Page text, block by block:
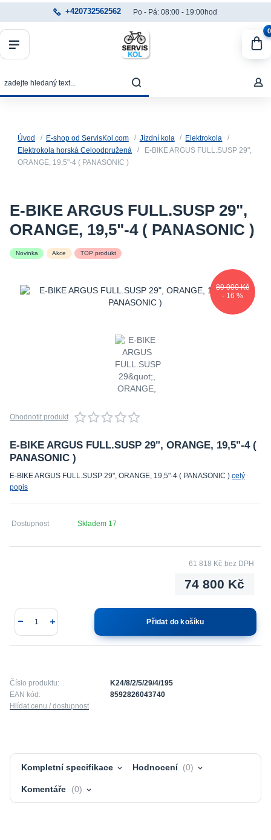
+420732562562 Po - Pá: 08:00 - 19:00hod
0
Úvod E-shop od ServisKol.com Jízdní kola
Elektrokola
Elektrokola horská Celoodpružená
E-BIKE ARGUS FULL.SUSP 29",
ORANGE, 19,5"-4 ( PANASONIC )
E-BIKE ARGUS FULL.SUSP 29",
ORANGE, 19,5"-4 ( PANASONIC )
Novinka Akce TOP produkt
89 000 Kč
- 16 %
Ohodnotit produkt
E-BIKE ARGUS FULL.SUSP 29", ORANGE, 19,5"-4 (
PANASONIC )
E-BIKE ARGUS FULL.SUSP 29", ORANGE, 19,5"-4 ( PANASONIC ) celý
popis
Dostupnost Skladem 17
74 800 Kč
61 818 Kč bez DPH
Přidat do košíku
Číslo produktu:
K24/8/2/5/29/4/195
EAN kód:
8592826043740
Hlídat cenu / dostupnost
Kompletní specifikace Hodnocení 0
Komentáře 0